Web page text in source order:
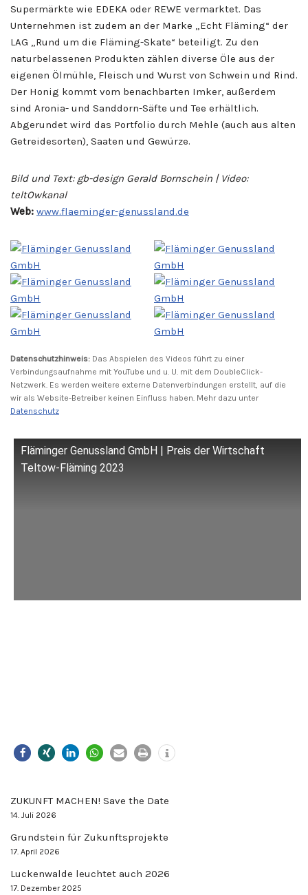
Supermärkte wie EDEKA oder REWE vermarktet. Das
Unternehmen ist zudem an der Marke „Echt Fläming“ der
LAG „Rund um die Fläming-Skate“ beteiligt. Zu den
naturbelassenen Produkten zählen diverse Öle aus der
eigenen Ölmühle, Fleisch und Wurst von Schwein und Rind.
Der Honig kommt vom benachbarten Imker, außerdem
sind Aronia- und Sanddorn-Säfte und Tee erhältlich.
Abgerundet wird das Portfolio durch Mehle (auch aus alten
Getreidesorten), Saaten und Gewürze.
Bild und Text: gb-design Gerald Bornschein | Video:
teltOwkanal
Web: www.flaeminger-genussland.de
Datenschutzhinweis: Das Abspielen des Videos führt zu einer
Verbindungsaufnahme mit YouTube und u. U. mit dem DoubleClick-
Netzwerk. Es werden weitere externe Datenverbindungen erstellt, auf die
wir als Website-Betreiber keinen Einfluss haben. Mehr dazu unter
Datenschutz
Fläminger Genussland GmbH | Preis der Wirtschaft
Teltow-Fläming 2023
ZUKUNFT MACHEN! Save the Date
14. Juli 2026
Grundstein für Zukunftsprojekte
17. April 2026
Luckenwalde leuchtet auch 2026
17. Dezember 2025